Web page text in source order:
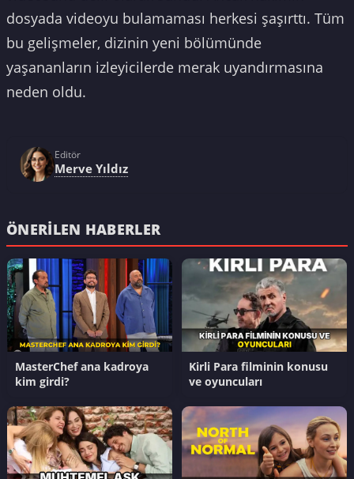
dosyada videoyu bulamaması herkesi şaşırttı. Tüm
bu gelişmeler, dizinin yeni bölümünde
yaşananların izleyicilerde merak uyandırmasına
neden oldu.
Editör
Merve Yıldız
ÖNERILEN HABERLER
MasterChef ana kadroya
kim girdi?
Kirli Para filminin konusu
ve oyuncuları